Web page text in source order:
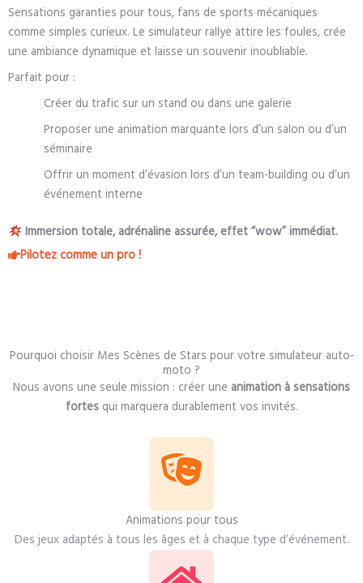
Sensations garanties pour tous, fans de sports mécaniques
comme simples curieux. Le simulateur rallye attire les foules, crée
une ambiance dynamique et laisse un souvenir inoubliable.
Parfait pour :
Créer du trafic sur un stand ou dans une galerie
Proposer une animation marquante lors d’un salon ou d’un
séminaire
Offrir un moment d’évasion lors d’un team-building ou d’un
événement interne
Immersion totale, adrénaline assurée, effet “wow” immédiat.
Pilotez comme un pro !
Pourquoi choisir Mes Scènes de Stars pour votre simulateur auto-
moto ?
Nous avons une seule mission : créer une animation à sensations
fortesqui marquera durablement vos invités.
Animations pour tous
Des jeux adaptés à tous les âges et à chaque type d’événement.